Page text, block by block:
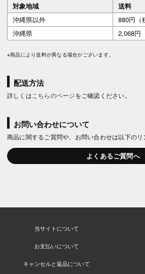
対象地域
送料
沖縄県以外
880円（
沖縄県
2,068円
※商品により送料が異なる場合がございます。
配送方法
詳しくは こちらのページをご確認ください。
お問い合わせについて
商品に関するご質問や、お問い合わせは以下のリ
よくあるご質問へ
当サイトについて
お支払いについて
キャンセルと返品について